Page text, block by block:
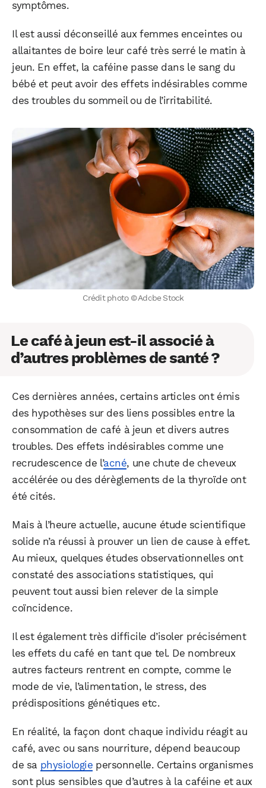
symptômes.
Il est aussi déconseillé aux femmes enceintes ou
allaitantes de boire leur café très serré le matin à
jeun. En effet, la caféine passe dans le sang du
bébé et peut avoir des effets indésirables comme
des troubles du sommeil ou de l’irritabilité.
Crédit photo © Adobe Stock
Le café à jeun est-il associé à
d’autres problèmes de santé ?
Ces dernières années, certains articles ont émis
des hypothèses sur des liens possibles entre la
consommation de café à jeun et divers autres
troubles. Des effets indésirables comme une
recrudescence de l’acné, une chute de cheveux
accélérée ou des dérèglements de la thyroïde ont
été cités.
Mais à l’heure actuelle, aucune étude scientifique
solide n’a réussi à prouver un lien de cause à effet.
Au mieux, quelques études observationnelles ont
constaté des associations statistiques, qui
peuvent tout aussi bien relever de la simple
coïncidence.
Il est également très difficile d’isoler précisément
les effets du café en tant que tel. De nombreux
autres facteurs rentrent en compte, comme le
mode de vie, l’alimentation, le stress, des
prédispositions génétiques etc.
En réalité, la façon dont chaque individu réagit au
café, avec ou sans nourriture, dépend beaucoup
de sa physiologie personnelle. Certains organismes
sont plus sensibles que d’autres à la caféine et aux